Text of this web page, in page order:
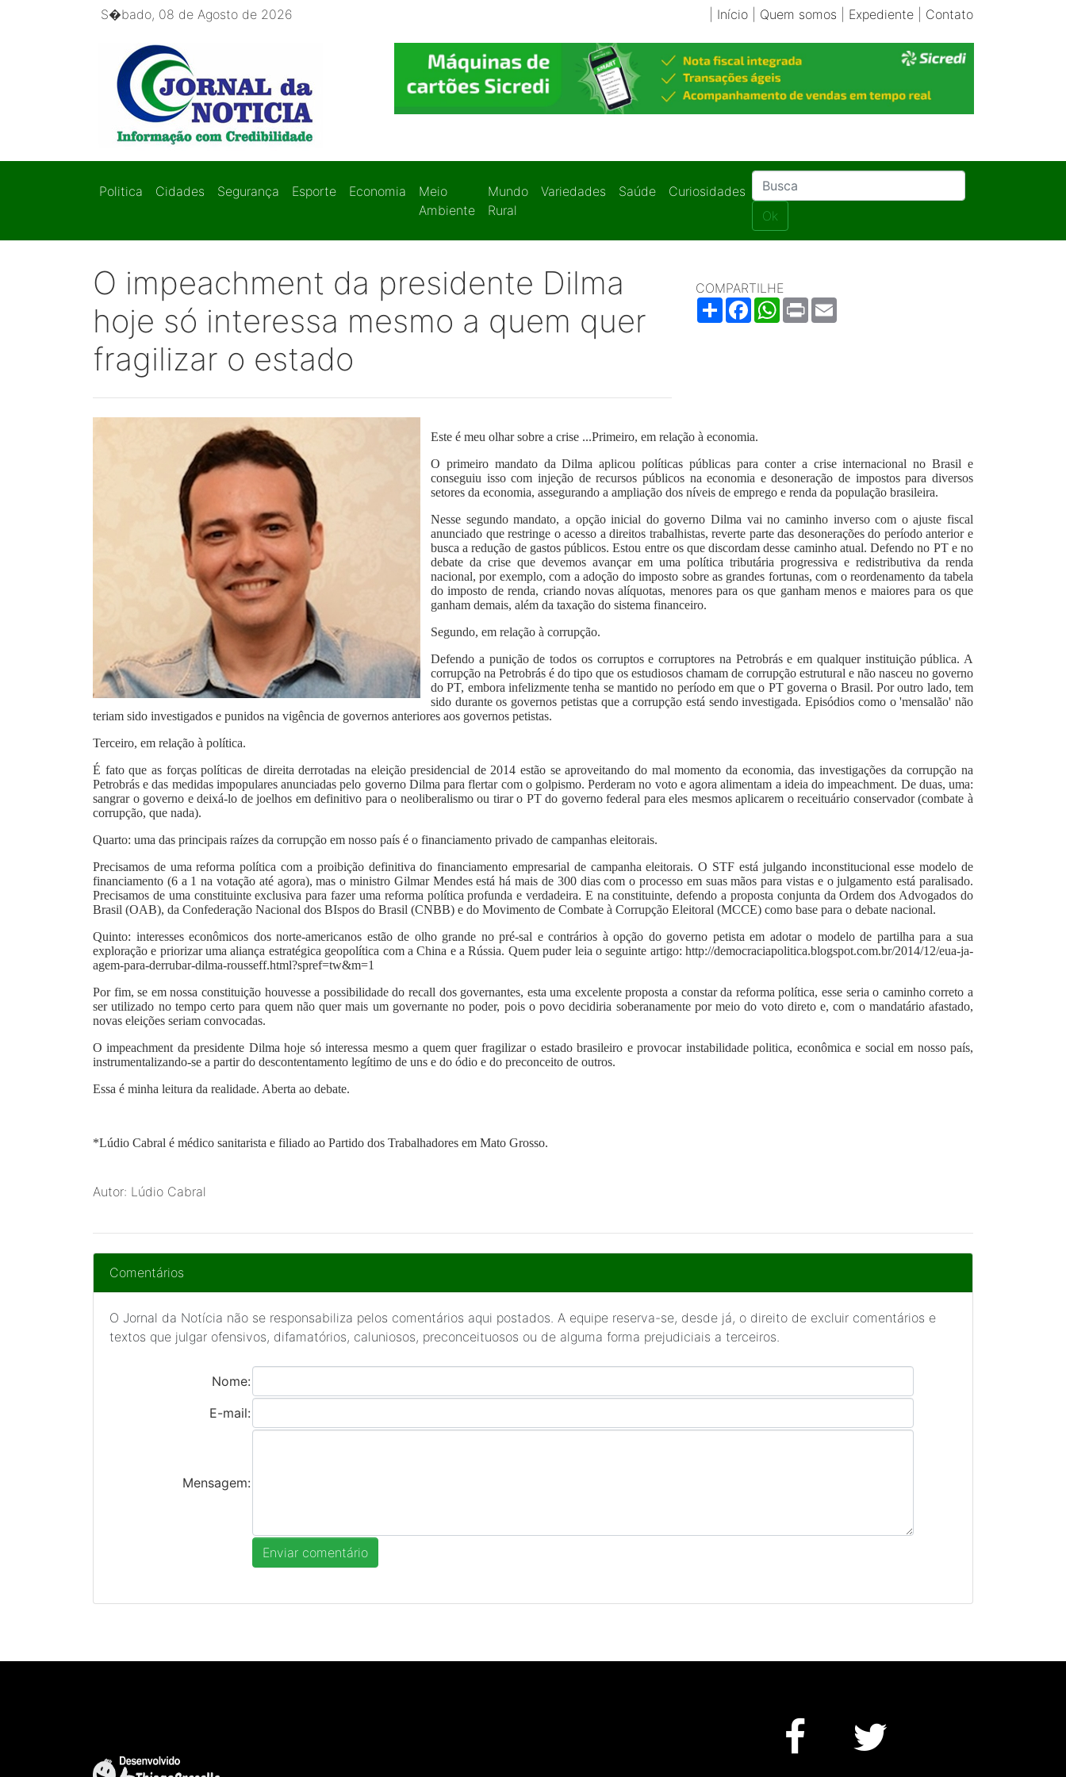
S�bado, 08 de Agosto de 2026 Início| Quem somos Expediente| Contato
Politica Cidades Segurança Esporte Economia
Meio
Ambiente
Mundo
Rural
Variedades Saúde
Curiosidades
Ok
O impeachment da presidente Dilma
hoje só interessa mesmo a quem quer
fragilizar o estado
COMPARTILHE
ShareFacebookWhatsApp
Print
Este é meu olhar sobre a crise ...Primeiro, em relação à economia.
O primeiro mandato da Dilma aplicou políticas públicas para conter a crise internacional no Brasil e
conseguiu isso com injeção de recursos públicos na economia e desoneração de impostos para diversos
setores da economia, assegurando a ampliação dos níveis de emprego e renda da população brasileira.
Nesse segundo mandato, a opção inicial do governo Dilma vai no caminho inverso com o ajuste fiscal
anunciado que restringe o acesso a direitos trabalhistas, reverte parte das desonerações do período anterior e
busca a redução de gastos públicos. Estou entre os que discordam desse caminho atual. Defendo no PT e no
debate da crise que devemos avançar em uma política tributária progressiva e redistributiva da renda
nacional, por exemplo, com a adoção do imposto sobre as grandes fortunas, com o reordenamento da tabela
do imposto de renda, criando novas alíquotas, menores para os que ganham menos e maiores para os que
ganham demais, além da taxação do sistema financeiro.
Segundo, em relação à corrupção.
Defendo a punição de todos os corruptos e corruptores na Petrobrás e em qualquer instituição pública. A
corrupção na Petrobrás é do tipo que os estudiosos chamam de corrupção estrutural e não nasceu no governo
do PT, embora infelizmente tenha se mantido no período em que o PT governa o Brasil. Por outro lado, tem
sido durante os governos petistas que a corrupção está sendo investigada. Episódios como o 'mensalão' não
teriam sido investigados e punidos na vigência de governos anteriores aos governos petistas.
Terceiro, em relação à política.
É fato que as forças políticas de direita derrotadas na eleição presidencial de 2014 estão se aproveitando do mal momento da economia, das investigações da corrupção na
Petrobrás e das medidas impopulares anunciadas pelo governo Dilma para flertar com o golpismo. Perderam no voto e agora alimentam a ideia do impeachment. De duas, uma:
sangrar o governo e deixá-lo de joelhos em definitivo para o neoliberalismo ou tirar o PT do governo federal para eles mesmos aplicarem o receituário conservador (combate à
corrupção, que nada).
Quarto: uma das principais raízes da corrupção em nosso país é o financiamento privado de campanhas eleitorais.
Precisamos de uma reforma política com a proibição definitiva do financiamento empresarial de campanha eleitorais. O STF está julgando inconstitucional esse modelo de
financiamento (6 a 1 na votação até agora), mas o ministro Gilmar Mendes está há mais de 300 dias com o processo em suas mãos para vistas e o julgamento está paralisado.
Precisamos de uma constituinte exclusiva para fazer uma reforma política profunda e verdadeira. E na constituinte, defendo a proposta conjunta da Ordem dos Advogados do
Brasil (OAB), da Confederação Nacional dos BIspos do Brasil (CNBB) e do Movimento de Combate à Corrupção Eleitoral (MCCE) como base para o debate nacional.
Quinto: interesses econômicos dos norte-americanos estão de olho grande no pré-sal e contrários à opção do governo petista em adotar o modelo de partilha para a sua
exploração e priorizar uma aliança estratégica geopolítica com a China e a Rússia. Quem puder leia o seguinte artigo: http://democraciapolitica.blogspot.com.br/2014/12/eua-ja-
agem-para-derrubar-dilma-rousseff.html?spref=tw&m=1
Por fim, se em nossa constituição houvesse a possibilidade do recall dos governantes, esta uma excelente proposta a constar da reforma política, esse seria o caminho correto a
ser utilizado no tempo certo para quem não quer mais um governante no poder, pois o povo decidiria soberanamente por meio do voto direto e, com o mandatário afastado,
novas eleições seriam convocadas.
O impeachment da presidente Dilma hoje só interessa mesmo a quem quer fragilizar o estado brasileiro e provocar instabilidade politica, econômica e social em nosso país,
instrumentalizando-se a partir do descontentamento legítimo de uns e do ódio e do preconceito de outros.
Essa é minha leitura da realidade. Aberta ao debate.
*Lúdio Cabral é médico sanitarista e filiado ao Partido dos Trabalhadores em Mato Grosso.
Autor: Lúdio Cabral
Comentários
O Jornal da Notícia não se responsabiliza pelos comentários aqui postados. A equipe reserva-se, desde já, o direito de excluir comentários e
textos que julgar ofensivos, difamatórios, caluniosos, preconceituosos ou de alguma forma prejudiciais a terceiros.
Nome:
E-mail:
Mensagem: